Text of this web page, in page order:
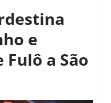
e
a São